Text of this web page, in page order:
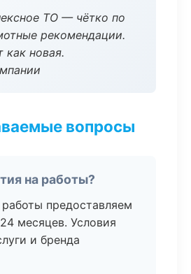
ТО — чётко по
рекомендации.
новая.
вопросы
на работы?
предоставляем
месяцев. Условия
и бренда